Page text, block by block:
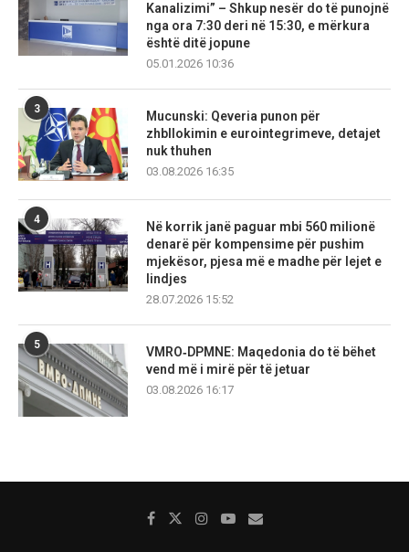
Kanalizimi” – Shkup nesër do të punojnë
nga ora 7:30 deri në 15:30, e mërkura
është ditë jopune
05.01.2026 10:36
3
Mucunski: Qeveria punon për
zhbllokimin e eurointegrimeve, detajet
nuk thuhen
03.08.2026 16:35
4
Në korrik janë paguar mbi 560 milionë
denarë për kompensime për pushim
mjekësor, pjesa më e madhe për lejet e
lindjes
28.07.2026 15:52
5
VMRO‑DPMNE: Maqedonia do të bëhet
vend më i mirë për të jetuar
03.08.2026 16:17